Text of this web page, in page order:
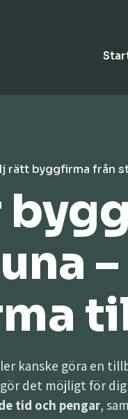
rätt byggfirma från
kanske göra en
gör det möjligt för
tid och pengar,